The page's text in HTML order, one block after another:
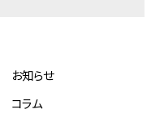
お知らせ
コラム